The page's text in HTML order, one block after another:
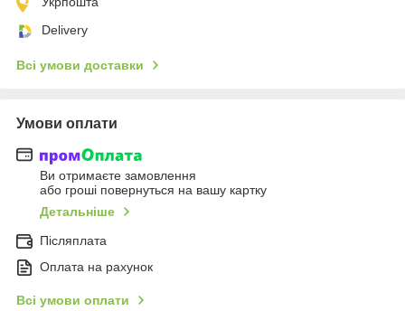
Delivery
Всі умови доставки
Умови оплати
Ви отримаєте замовлення
або гроші повернуться на вашу картку
Детальніше
Післяплата
Оплата на рахунок
Всі умови оплати